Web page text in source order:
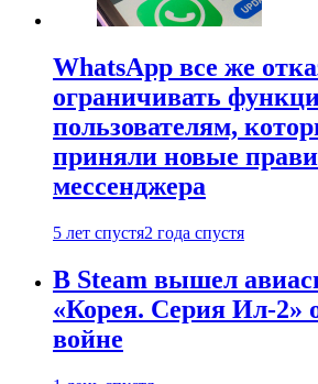
WhatsApp все же
ограничивать
пользователям,
приняли новые
мессенджера
5 лет спустя2 года спустя
В Steam вышел
«Корея. Серия Ил-2»
войне